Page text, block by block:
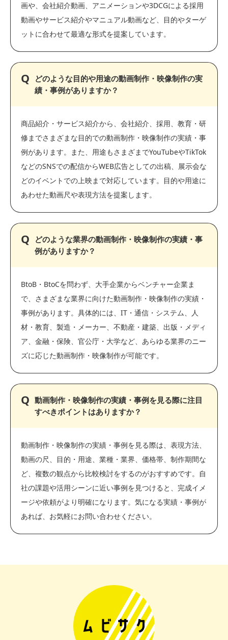
画や、会社紹介動画、アニメーションや3DCGによる採用
動画やサービス紹介やマニュアル動画など、目的やターゲ
ットに合わせて最適な形式を提案しています。
どのような目的や用途の動画制作・映像制作の実
績・事例がありますか？
商品紹介・サービス紹介から、会社紹介、採用、教育・研
修までさまざまな目的での動画制作・映像制作の実績・事
例があります。また、用途もさまざまでYouTubeやTikTok
などのSNSでの配信からWEB広告としての出稿、展示会な
どのイベントでの上映まで対応しています。目的や用途に
あわせた動画尺や表現方法を提案します。
どのような業界の動画制作・映像制作の実績・事
例がありますか？
BtoB・BtoCを問わず、大手企業からベンチャー企業ま
で、さまざまな業界に向けた動画制作・映像制作の実績・
事例があります。具体的には、IT・通信・システム、人
材・教育、製造・メーカー、不動産・建築、出版・メディ
ア、金融・保険、官公庁・大学など、あらゆる業界のニー
ズに応じた動画制作・映像制作が可能です。
動画制作・映像制作の実績・事例を見る際に注目
すべきポイントはありますか？
動画制作・映像制作の実績・事例を見る際は、表現方法、
動画の尺、目的・用途、業種・業界、価格帯、制作期間な
ど、複数の観点から比較検討をするのがおすすめです。自
社の課題や活用シーンに近い事例を見つけると、完成イメ
ージや依頼がより明確になります。気になる実績・事例が
あれば、お気軽にお問い合わせください。